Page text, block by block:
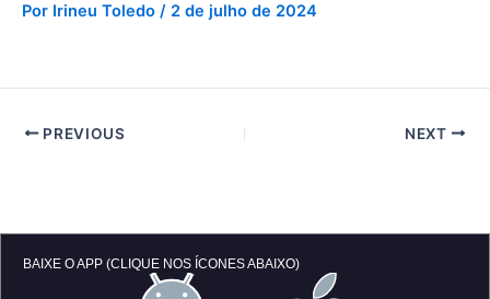
Por Irineu Toledo / 2 de julho de 2024
PREVIOUS NEXT
BAIXE O APP (CLIQUE NOS ÍCONES ABAIXO)